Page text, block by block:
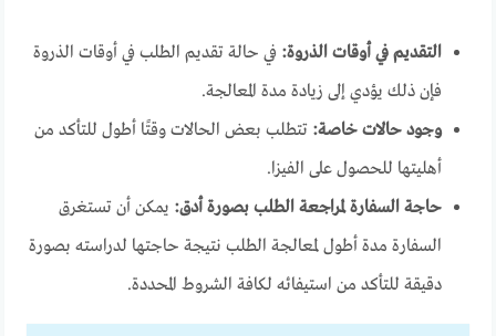
التقديم في أوقات الذروة: في حالة تقديم الطلب في أوقات الذروة
فإن ذلك يؤدي إلى زيادة مدة المعالجة.
وجود حالات خاصة: تتطلب بعض الحالات وقتًا أطول للتأكد من
أهليتها للحصول على الفيزا.
حاجة السفارة لمراجعة الطلب بصورة أدق: يمكن أن تستغرق
السفارة مدة أطول لمعالجة الطلب نتيجة حاجتها لدراسته بصورة
دقيقة للتأكد من استيفائه لكافة الشروط المحددة.